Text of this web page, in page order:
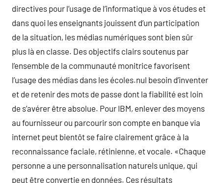
directives pour l’usage de l’informatique à vos études et
dans quoi les enseignants jouissent d’un participation
de la situation, les médias numériques sont bien sûr
plus là en classe. Des objectifs clairs soutenus par
l’ensemble de la communauté monitrice favorisent
l’usage des médias dans les écoles.nul besoin d’inventer
et de retenir des mots de passe dont la fiabilité est loin
de s’avérer être absolue. Pour IBM, enlever des moyens
au fournisseur ou parcourir son compte en banque via
internet peut bientôt se faire clairement grâce à la
reconnaissance faciale, rétinienne, et vocale. «Chaque
personne a une personnalisation naturels unique, qui
peut être convertie en données. Ces résultats